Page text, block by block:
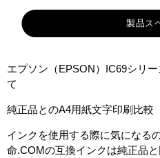
製品スペック
メーカ
対応
番
ICBK69
L
エプソン（EPSON）IC69シリ
て
純正品とのA4用紙文字印刷比較
インクを使用する際に気になる
命.COMの互換インクは純正品